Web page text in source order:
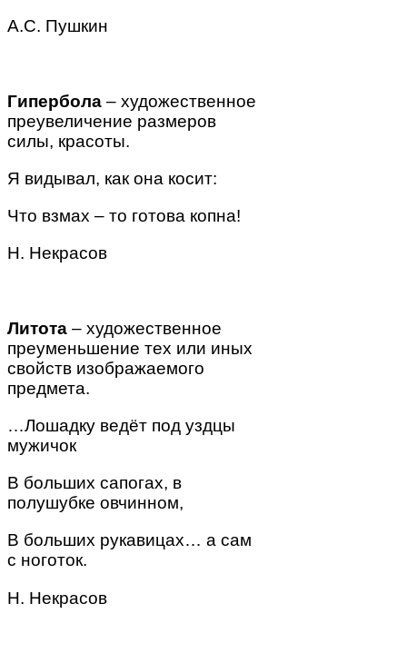
А.С. Пушкин
Гипербола – художественное
преувеличение размеров
силы, красоты.
Я видывал, как она косит:
Что взмах – то готова копна!
Н. Некрасов
Литота – художественное
преуменьшение тех или иных
свойств изображаемого
предмета.
…Лошадку ведёт под уздцы
мужичок
В больших сапогах, в
полушубке овчинном,
В больших рукавицах… а сам
с ноготок.
Н. Некрасов